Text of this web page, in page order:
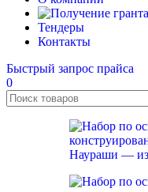
Тендеры
Контакты
Быстрый запрос прайса
0